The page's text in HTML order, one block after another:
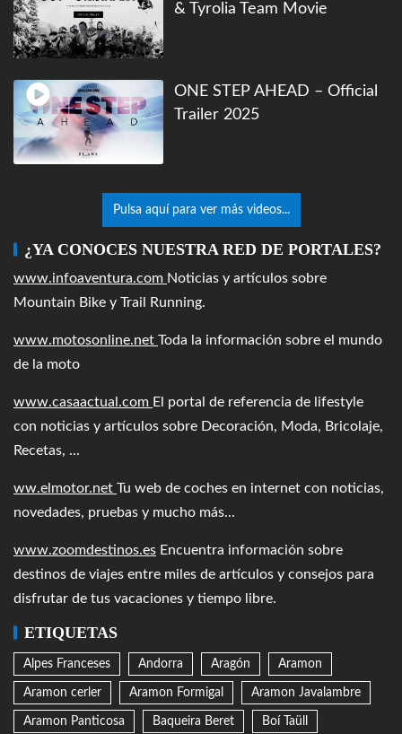
& Tyrolia Team Movie
ONE STEP AHEAD – Official
Trailer 2025
Pulsa aquí para ver más videos...
¿YA CONOCES NUESTRA RED DE PORTALES?
www.infoaventura.com Noticias y artículos sobre
Mountain Bike y Trail Running.
www.motosonline.net Toda la información sobre el mundo
de la moto
www.casaactual.com El portal de referencia de lifestyle
con noticias y artículos sobre Decoración, Moda, Bricolaje,
Recetas, ...
ww.elmotor.net Tu web de coches en internet con noticias,
novedades, pruebas y mucho más...
www.zoomdestinos.es Encuentra información sobre
destinos de viajes entre miles de artículos y consejos para
disfrutar de tus vacaciones y tiempo libre.
ETIQUETAS
Alpes Franceses Andorra Aragón Aramon
Aramon cerler Aramon Formigal Aramon Javalambre
Aramon Panticosa Baqueira Beret Boí Taüll